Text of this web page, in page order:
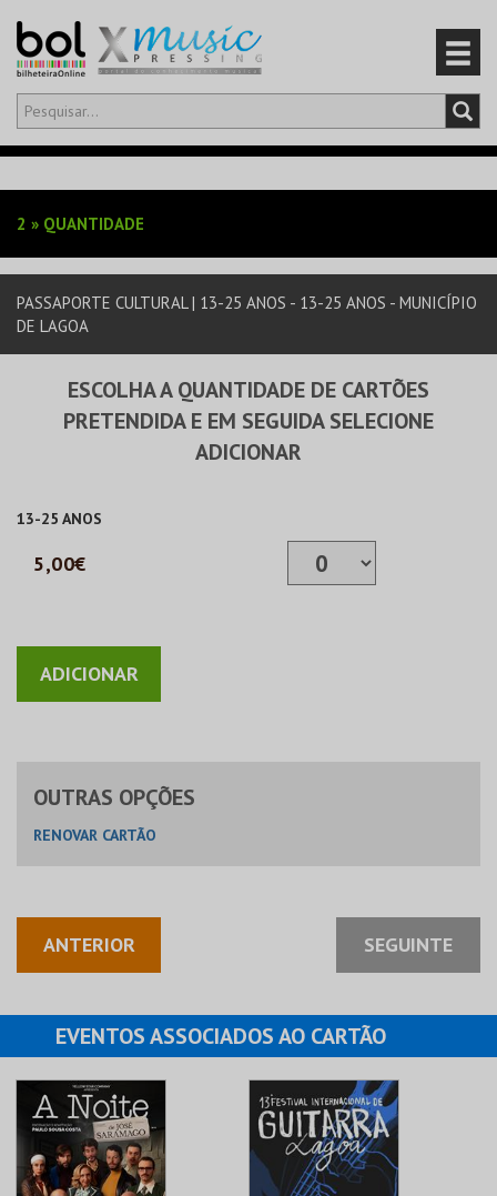
Olá,iniciar sessão
EVENTOS
CARTÕES
2 » QUANTIDADE
PASSAPORTE CULTURAL | 13-25 ANOS - 13-25 ANOS - MUNICÍPIO
DE LAGOA
ESCOLHA A QUANTIDADE DE CARTÕES
PRETENDIDA E EM SEGUIDA SELECIONE
ADICIONAR
13-25 ANOS
5,00€
OUTRAS OPÇÕES
RENOVAR CARTÃO
ANTERIOR SEGUINTE
EVENTOS ASSOCIADOS AO CARTÃO